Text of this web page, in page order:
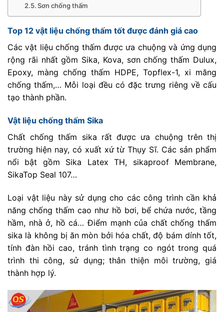
Sơn chống thấm
Top 12 vật liệu chống thấm tốt được đánh giá cao
Các vật liệu chống thấm được ưa chuộng và ứng dụng
rộng rãi nhất gồm Sika, Kova, sơn chống thấm Dulux,
Epoxy, màng chống thấm HDPE, Topflex-1, xi măng
chống thấm,… Mỗi loại đều có đặc trưng riêng về cấu
tạo thành phần.
Vật liệu chống thấm Sika
Chất chống thấm sika rất được ưa chuộng trên thị
trường hiện nay, có xuất xứ từ Thụy Sĩ. Các sản phẩm
nổi bật gồm Sika Latex TH, sikaproof Membrane,
SikaTop Seal 107…
Loại vật liệu này sử dụng cho các công trình cần khả
năng chống thấm cao như hồ bơi, bể chứa nước, tầng
hầm, nhà ở, hồ cá… Điểm mạnh của chất chống thấm
sika là không bị ăn mòn bởi hóa chất, độ bám dính tốt,
tính đàn hồi cao, tránh tình trạng co ngót trong quá
trình thi công, sử dụng; thân thiện môi trường, giá
thành hợp lý.